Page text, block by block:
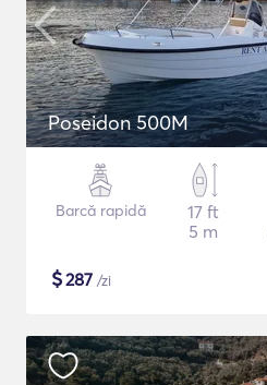
Poseidon 500M
Barcă rapidă
17 ft
5 m
$287 /zi